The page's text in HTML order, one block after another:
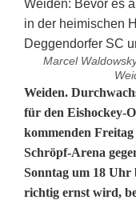
Marcel
E
V
W
e
Weiden.
für den Eishockey-
kommenden
Schröpf-Arena
Sonntag um 18
richtig ernst wird,